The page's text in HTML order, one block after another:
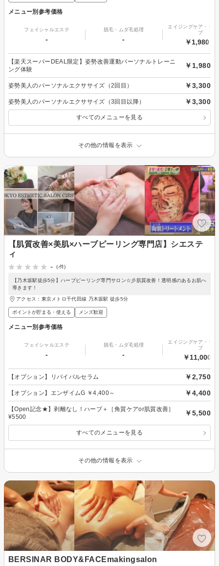
メニュー別参考価格
フェイシャルエステ
-
脱毛・ムダ毛処理
-
エイジングケア・リ
プ
￥1,980～
【楽天スーパーDEAL限定】姿勢改善運動パーソナルトレーニ
ング体験
￥1,980
姿勢美人のパーソナルエクササイズ（2回目） ￥3,300
姿勢美人のパーソナルエクササイズ（3回目以降） ￥3,300
すべてのメニューを見る
その他の情報を表示
【肌質改善×美肌×ハーブピーリング専門店】シエステ
ィ
-
(-件)
【乃木坂駅徒歩5分】ハーブピーリング専門サロン☆彡肌質改善！透明感のあるお肌へ
導きます！
アクセス：東京メトロ千代田線 乃木坂駅 徒歩5分
ポイントが貯まる・使える メンズ歓迎
メニュー別参考価格
フェイシャルエステ
-
脱毛・ムダ毛処理
-
エイジングケア・リ
プ
￥11,000～
【オプション】リバイバルセラム ￥2,750
【オプション】エンザイムG ￥4,400～ ￥4,400
【Open記念★】剥離なし！ハーブ＋［角質ケアor肌質改善］
¥5500
￥5,500
すべてのメニューを見る
その他の情報を表示
BERSINAR BODY&FACEmakingsalon